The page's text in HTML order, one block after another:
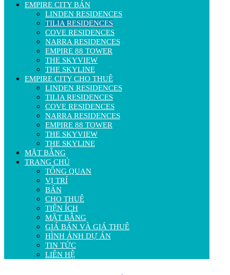
EMPIRE CITY BÁN
LINDEN RESIDENCES
TILIA RESIDENCES
COVE RESIDENCES
NARRA RESIDENCES
EMPIRE 88 TOWER
THE SKYVIEW
THE SKYLINE
EMPIRE CITY CHO THUÊ
LINDEN RESIDENCES
TILIA RESIDENCES
COVE RESIDENCES
NARRA RESIDENCES
EMPIRE 88 TOWER
THE SKYVIEW
THE SKYLINE
MẶT BẰNG
TRANG CHỦ
TỔNG QUAN
VỊ TRÍ
BÁN
CHO THUÊ
TIỆN ÍCH
MẶT BẰNG
GIÁ BÁN VÀ GIÁ THUÊ
HÌNH ẢNH DỰ ÁN
TIN TỨC
LIÊN HỆ